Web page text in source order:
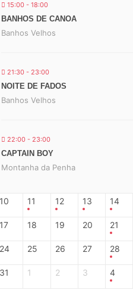
15:00 - 18:00
BANHOS DE CANOA
Banhos Velhos
21:30 - 23:00
NOITE DE FADOS
Banhos Velhos
22:00 - 23:00
CAPTAIN BOY
Montanha da Penha
10 11 12 13 14
17 18 19 20 21
24 25 26 27 28
31 1 2 3 4